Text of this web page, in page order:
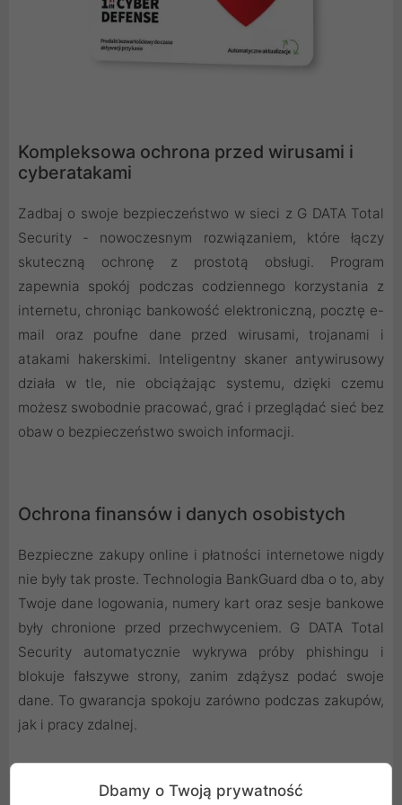
Kompleksowa ochrona przed wirusami i
cyberatakami
Zadbaj o swoje bezpieczeństwo w sieci z G DATA Total
Security - nowoczesnym rozwiązaniem, które łączy
skuteczną ochronę z prostotą obsługi. Program
zapewnia spokój podczas codziennego korzystania z
internetu, chroniąc bankowość elektroniczną, pocztę e-
mail oraz poufne dane przed wirusami, trojanami i
atakami hakerskimi. Inteligentny skaner antywirusowy
działa w tle, nie obciążając systemu, dzięki czemu
możesz swobodnie pracować, grać i przeglądać sieć bez
obaw o bezpieczeństwo swoich informacji.
Ochrona finansów i danych osobistych
Bezpieczne zakupy online i płatności internetowe nigdy
nie były tak proste. Technologia BankGuard dba o to, aby
Twoje dane logowania, numery kart oraz sesje bankowe
były chronione przed przechwyceniem. G DATA Total
Security automatycznie wykrywa próby phishingu i
blokuje fałszywe strony, zanim zdążysz podać swoje
dane. To gwarancja spokoju zarówno podczas zakupów,
jak i pracy zdalnej.
Dbamy o Twoją prywatność